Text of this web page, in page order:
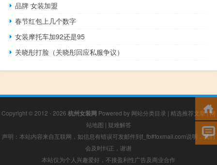
品牌 女装加盟
春节红包上几个数字
女装摩托车加92还是95
关晓彤打脸（关晓彤回应私服争议）
Copyright © 2012 - 2026 杭州女装网 Powered by 网站分类目录 | 精选推荐文章|网
站地图 | 疑难解答
声明：本站内容来自互联网，如信息有错误可发邮件到f_fb#foxmail.com说明，我们
会及时纠正，谢谢
本站仅为个人兴趣爱好，不接盈利性广告及商业合作